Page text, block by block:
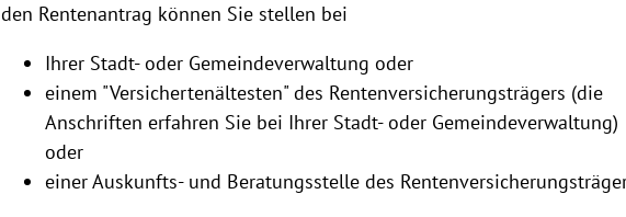
den Rentenantrag können Sie stellen bei
Ihrer Stadt- oder Gemeindeverwaltung oder
einem "Versichertenältesten" des Rentenversicherungsträgers (die
Anschriften erfahren Sie bei Ihrer Stadt- oder Gemeindeverwaltung)
oder
einer Auskunfts- und Beratungsstelle des